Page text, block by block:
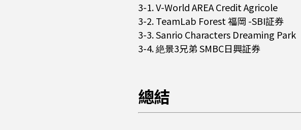
3-1. V-World AREA Credit Agricole
3-2. TeamLab Forest 福岡 -SBI証券
3-3. Sanrio Characters Dreaming Park
3-4. 絶景3兄弟 SMBC日興証券
總結